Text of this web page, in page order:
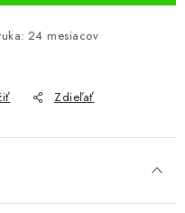
: 24 mesiacov
Zdieľať